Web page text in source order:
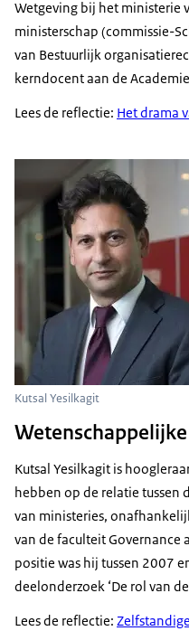
consumenten.
Daar zitten de
Je bent voorzitter
Dat was destijds
Dat type grotere
die je had als zbo
En ik vind dat daar
Een van de zaken
basis zodat in het
Heb je nog een
-Misschien meer een
Ik weet niet of die
de zbo's en de
(Het Nederlandse
Binnenlandse Zaken
Wetgeving bij het ministerie
ministerschap (commissie-
van Bestuurlijk
kerndocent aan de
Lees de reflectie: Het drama
Kutsal Yesilkagit
Kutsal Yesilkagit is
hebben op de relatie
van ministeries,
van de faculteit Governance
positie was hij tussen 2007
deelonderzoek ‘De rol van
Lees de reflectie: